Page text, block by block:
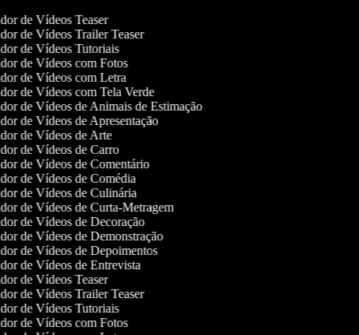
de Vídeos Teaser
de Vídeos Trailer Teaser
de Vídeos Tutoriais
de Vídeos com Fotos
de Vídeos com Letra
de Vídeos com Tela Verde
de Vídeos de Animais de Estimação
de Vídeos de Apresentação
de Vídeos de Arte
de Vídeos de Carro
de Vídeos de Comentário
de Vídeos de Comédia
de Vídeos de Culinária
de Vídeos de Curta-Metragem
de Vídeos de Decoração
de Vídeos de Demonstração
de Vídeos de Depoimentos
de Vídeos de Entrevista
de Vídeos Teaser
de Vídeos Trailer Teaser
de Vídeos Tutoriais
de Vídeos com Fotos